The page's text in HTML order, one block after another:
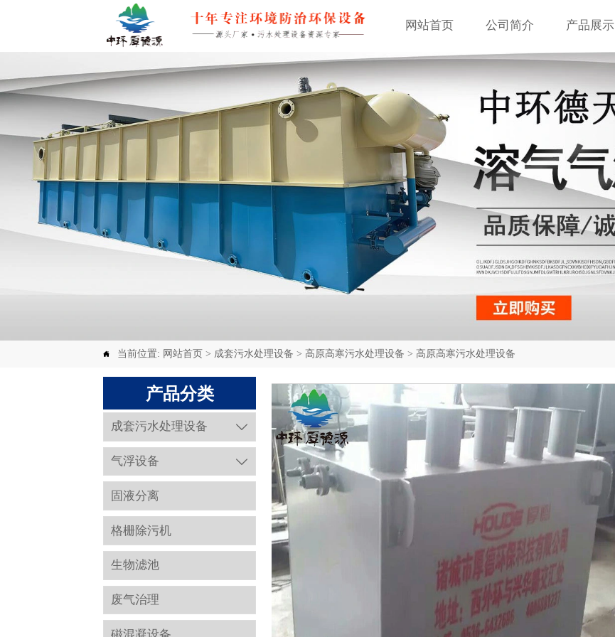
网站首页 公司简介 产品展示
 当前位置: 网站首页 > 成套污水处理设备 > 高原高寒污水处理设备 > 高原高寒污水处理设备
产品分类
成套污水处理设备 
气浮设备 
固液分离
格栅除污机
生物滤池
废气治理